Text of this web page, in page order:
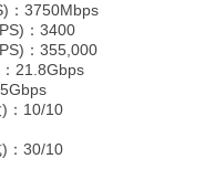
：3750Mbps
：3400
：355,000
21.8Gbps
：10/10
：30/10